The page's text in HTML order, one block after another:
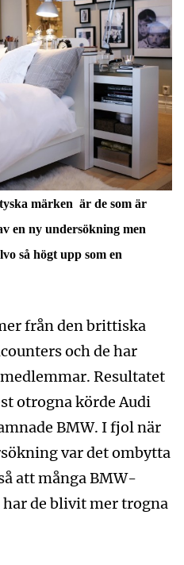
märken är de som är
en ny undersökning men
så högt upp som en
från den brittiska
och de har
Resultatet
otrogna körde Audi
BMW. I fjol när
var det ombytta
att många BMW-
de blivit mer trogna